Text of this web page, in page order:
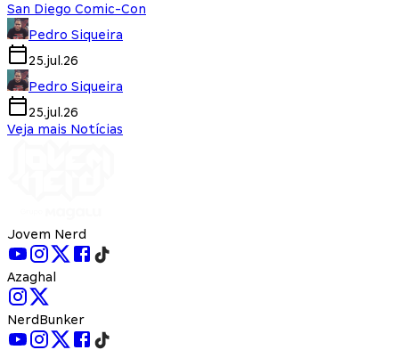
San Diego Comic-Con
Pedro Siqueira
25.jul.26
Pedro Siqueira
25.jul.26
Veja mais Notícias
Jovem Nerd
Azaghal
NerdBunker